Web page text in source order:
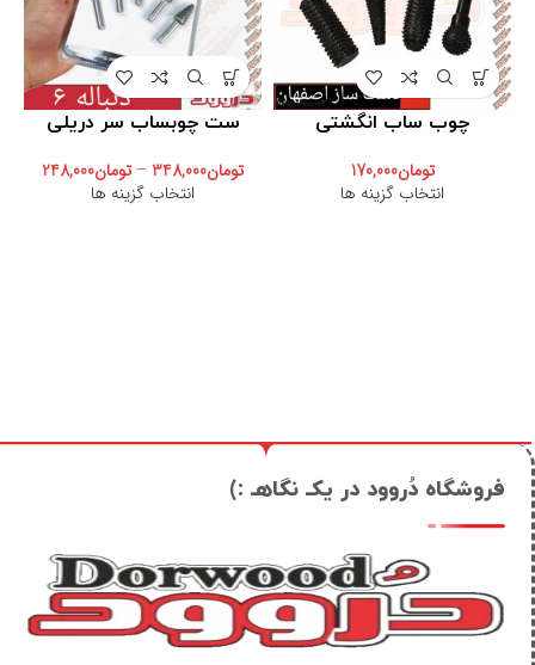
چوب ساب انگشتی
تومان170,000
انتخاب گزینه ها
ست چوبساب سر دریلی
تومان348,000
– تومان248,000
انتخاب گزینه ها
فروشگاه دُروود در یکـ نگاهـ :)